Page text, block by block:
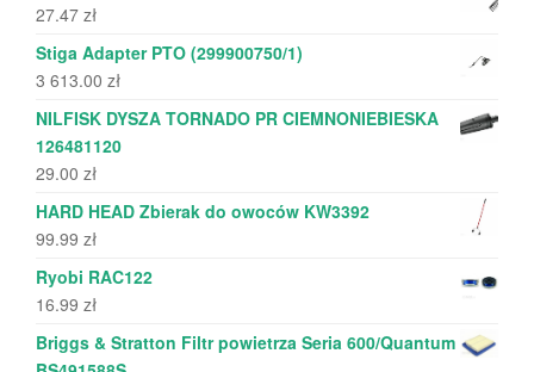
27.47 zł
Stiga Adapter PTO (299900750/1)
3 613.00 zł
NILFISK DYSZA TORNADO PR CIEMNONIEBIESKA
126481120
29.00 zł
HARD HEAD Zbierak do owoców KW3392
99.99 zł
Ryobi RAC122
16.99 zł
Briggs & Stratton Filtr powietrza Seria 600/Quantum